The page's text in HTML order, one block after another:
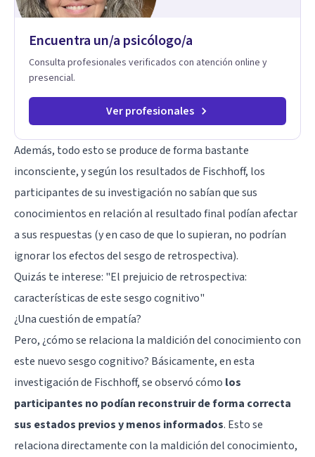
Encuentra un/a psicólogo/a
Consulta profesionales verificados con atención online y
presencial.
Ver profesionales
Además, todo esto se produce de forma bastante
inconsciente, y según los resultados de Fischhoff, los
participantes de su investigación no sabían que sus
conocimientos en relación al resultado final podían afectar
a sus respuestas (y en caso de que lo supieran, no podrían
ignorar los efectos del sesgo de retrospectiva).
Quizás te interese: "El prejuicio de retrospectiva:
características de este sesgo cognitivo"
¿Una cuestión de empatía?
Pero, ¿cómo se relaciona la maldición del conocimiento con
este nuevo sesgo cognitivo? Básicamente, en esta
investigación de Fischhoff, se observó cómo los
participantes no podían reconstruir de forma correcta
sus estados previos y menos informados. Esto se
relaciona directamente con la maldición del conocimiento,